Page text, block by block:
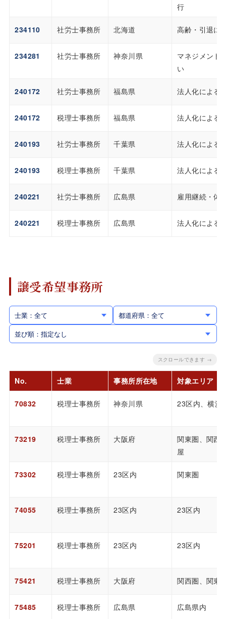
行
234110 社労士事務所 北海道 高齢・引退に
234281 社労士事務所 神奈川県
マネジメント
い
240172 社労士事務所 福島県 法人化による
240172 税理士事務所 福島県 法人化による
240193 社労士事務所 千葉県 法人化による
240193 税理士事務所 千葉県 法人化による
240221 社労士事務所 広島県 雇用継続・体
240221 税理士事務所 広島県 法人化による
譲受希望事務所
士業：全て
都道府県：全て
並び順：指定なし
スクロールできます →
No. 士業 事務所所在地 対象エリア
70832 税理士事務所 神奈川県 23区内、横浜
73219 税理士事務所 大阪府
関東圏、関西
屋
73302 税理士事務所 23区内 関東圏
74055 税理士事務所 23区内 23区内
75201 税理士事務所 23区内 23区内
75421 税理士事務所 大阪府 関西圏、関東
75485 税理士事務所 広島県 広島県内